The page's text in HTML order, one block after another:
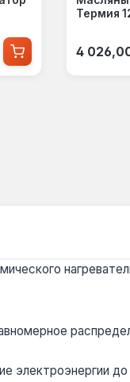
Термия
4
электроэнергии